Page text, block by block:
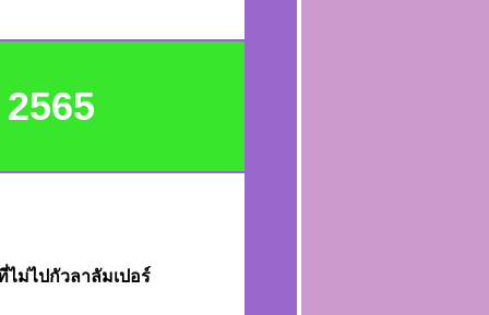
ไม่ไปกัวลาลัมเปอร์